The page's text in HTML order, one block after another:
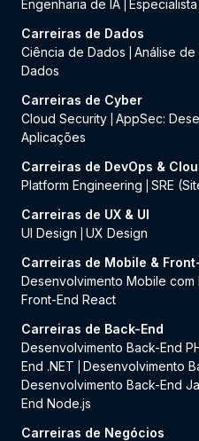
Engenharia de IA
Carreiras de Dados
Ciência de Dados
Análise de
Dados
Carreiras de Cyber
Cloud Security AppSec:
Aplicações
Carreiras de DevOps &
Platform Engineering
SRE
Carreiras de UX & UI
UI Design
UX Design
Carreiras de Mobile &
Desenvolvimento Mobile com
Front-End React
Carreiras de Back-End
Desenvolvimento Back-End
End .NET
Desenvolvimento
Desenvolvimento Back-End
End Node.js
Carreiras de Negócios